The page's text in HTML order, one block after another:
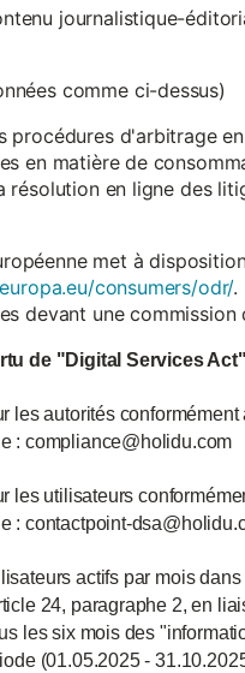
journalistique-
comme ci-dessus)
procédures d'arbitrage
en matière de
résolution en ligne des
met à
consumers/odr/.
devant une
de "Digital Services Act"
les autorités
: compliance@holidu.com
les utilisateurs
: contactpoint-
actifs par mois dans
24, paragraphe 2, en
les six mois des
(01.05.2025 -